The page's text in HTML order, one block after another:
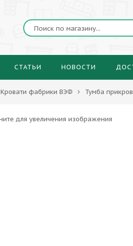
СТАТЬИ НОВОСТИ
Кровати фабрики ВЭФ Тумба